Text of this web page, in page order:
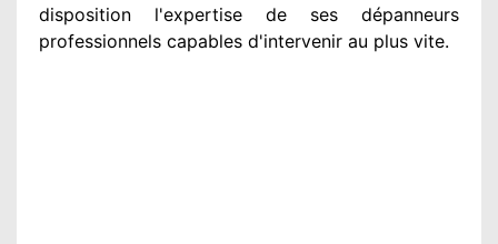
disposition l'expertise de ses dépanneurs
professionnels capables d'intervenir au plus vite.